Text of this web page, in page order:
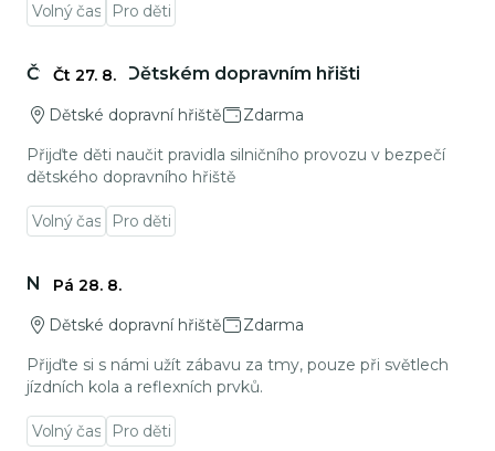
Volný čas Pro děti
Čtvrtek na Dětském dopravním hřišti
Dětské dopravní hřiště
Zdarma
Přijďte děti naučit pravidla silničního provozu v bezpečí
dětského dopravního hřiště
Volný čas Pro děti
Čt 27. 8.
Noční jízda
Dětské dopravní hřiště
Zdarma
Přijďte si s námi užít zábavu za tmy, pouze při světlech
jízdních kola a reflexních prvků.
Volný čas Pro děti
Pá 28. 8.